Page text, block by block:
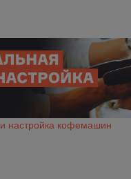
настройка кофемашин